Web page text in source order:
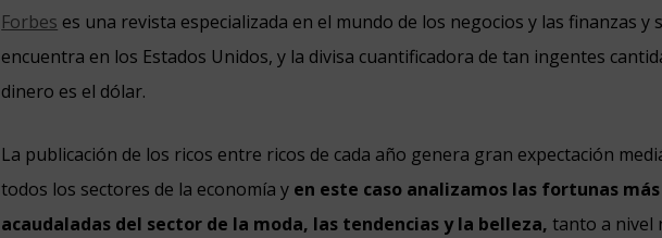
Forbes es una revista especializada en el mundo de los negocios y las finanzas y
encuentra en los Estados Unidos, y la divisa cuantificadora de tan ingentes
dinero es el dólar.
La publicación de los ricos entre ricos de cada año genera gran expectación
todos los sectores de la economía y en este caso analizamos las fortunas más
acaudaladas del sector de la moda, las tendencias y la belleza, tanto a nivel